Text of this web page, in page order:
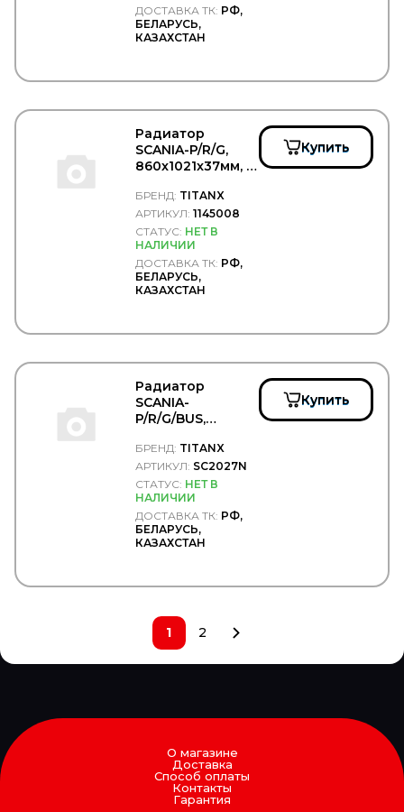
ДОСТАВКА ТК: РФ,
БЕЛАРУСЬ,
КАЗАХСТАН
Радиатор
SCANIA-P/R/G,
860x1021x37мм, c
рамки -
TITANX/1145008
БРЕНД: TITANX
АРТИКУЛ: 1145008
СТАТУС: НЕТ В
НАЛИЧИИ
ДОСТАВКА ТК: РФ,
БЕЛАРУСЬ,
КАЗАХСТАН
Купить
Радиатор
SCANIA-
P/R/G/BUS,
рамки -
TITANX/SC2027N
БРЕНД: TITANX
АРТИКУЛ: SC2027N
СТАТУС: НЕТ В
НАЛИЧИИ
ДОСТАВКА ТК: РФ,
БЕЛАРУСЬ,
КАЗАХСТАН
Купить
1 2
О магазине
Доставка
Способ оплаты
Контакты
Гарантия